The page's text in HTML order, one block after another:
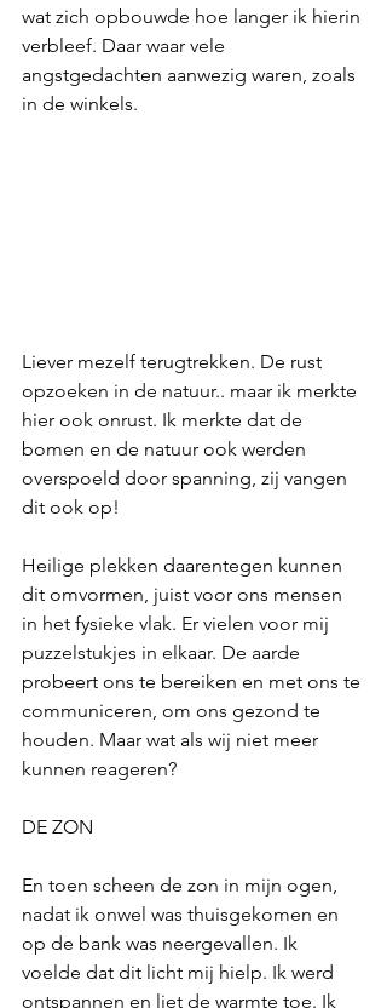
wat zich opbouwde hoe langer ik hierin
verbleef. Daar waar vele
angstgedachten aanwezig waren, zoals
in de winkels.
Liever mezelf terugtrekken. De rust
opzoeken in de natuur.. maar ik merkte
hier ook onrust. Ik merkte dat de
bomen en de natuur ook werden
overspoeld door spanning, zij vangen
dit ook op!
Heilige plekken daarentegen kunnen
dit omvormen, juist voor ons mensen
in het fysieke vlak. Er vielen voor mij
puzzelstukjes in elkaar. De aarde
probeert ons te bereiken en met ons te
communiceren, om ons gezond te
houden. Maar wat als wij niet meer
kunnen reageren?
DE ZON
En toen scheen de zon in mijn ogen,
nadat ik onwel was thuisgekomen en
op de bank was neergevallen. Ik
voelde dat dit licht mij hielp. Ik werd
ontspannen en liet de warmte toe. Ik